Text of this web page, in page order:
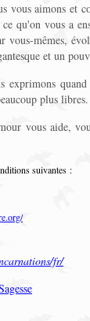
aimons et
qu'on vous a
mêmes,
et un
exprimons
plus libres.
vous aide,
suivantes :
fr/